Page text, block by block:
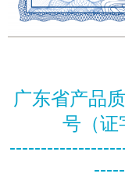
广东省产品
号（证